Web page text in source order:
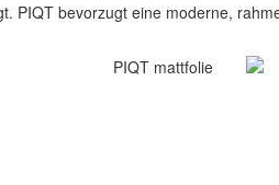
PIQT bevorzugt eine moderne,